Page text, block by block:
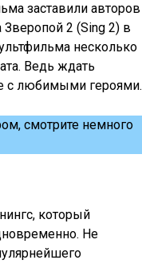
заставили авторов
2 (Sing 2) в
несколько
Ведь ждать
с любимыми героями.
смотрите немного
который
Не